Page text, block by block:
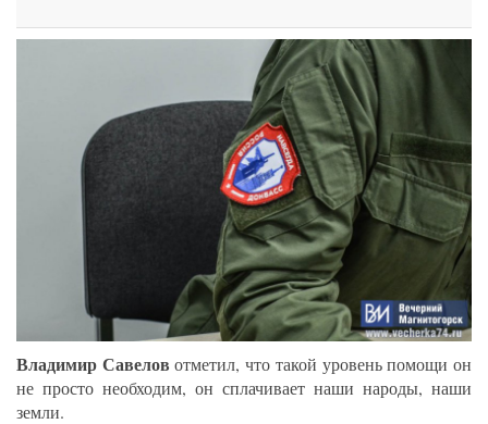
Владимир Савелов отметил, что такой уровень помощи он
не просто необходим, он сплачивает наши народы, наши
земли.